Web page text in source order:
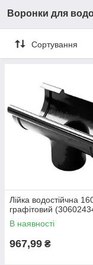
Воронки для
Сортування
Лійка водостійчна
графітовий
В наявності
967,99 ₴